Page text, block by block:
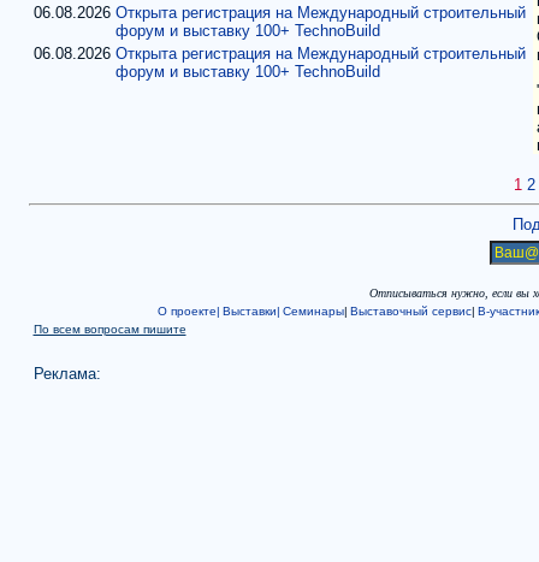
06.08.2026 Открыта регистрация на Международный строительный
форум и выставку 100+ TechnoBuild
06.08.2026 Открыта регистрация на Международный строительный
форум и выставку 100+ TechnoBuild
1 2
Отписываться нужно, если вы
О проекте| Выставки| Семинары| Выставочный сервис| В-
По всем вопросам пишите
Реклама: